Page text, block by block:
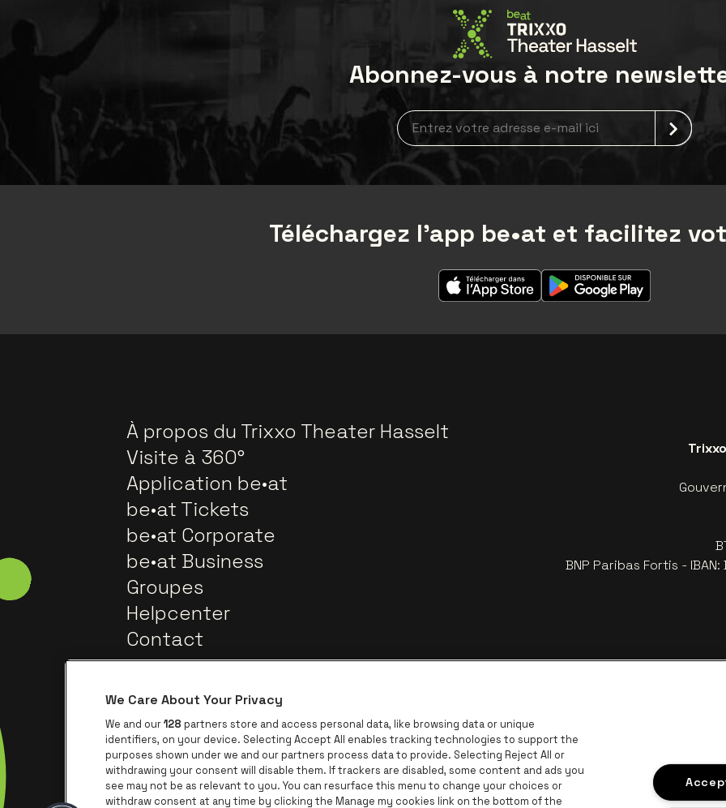
Abonnez-vous à notre
Inscription à la newsletter
Téléchargez l'app be•at et facilitez
À propos du Trixxo Theater Hasselt
Visite à 360°
Application be•at
be•at Tickets
be•at Corporate
be•at Business
Groupes
Helpcenter
Contact
BNP Paribas Fortis -
Visitez le site de Trixxo Visitez le site de Europcar Visitez le site de Voka Limburg
Visitez le site de Jupiler
We Care About Your Privacy
We and our128 partners store and access personal data, like browsing data or unique
identifiers, on your device. Selecting Accept All enables tracking technologies to support the
purposes shown under we and our partners process data to provide. Selecting Reject All or
withdrawing your consent will disable them. If trackers are disabled, some content and ads you
see may not be as relevant to you. You can resurface this menu to change your choices or
withdraw consent at any time by clicking the Manage my cookies link on the bottom of the